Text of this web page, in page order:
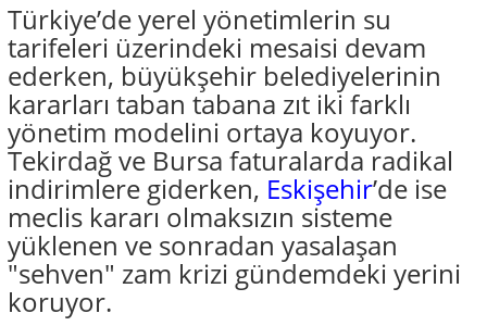
Türkiye’de yerel yönetimlerin su
tarifeleri üzerindeki mesaisi devam
ederken, büyükşehir belediyelerinin
kararları taban tabana zıt iki farklı
yönetim modelini ortaya koyuyor.
Tekirdağ ve Bursa faturalarda radikal
indirimlere giderken, Eskişehir’de ise
meclis kararı olmaksızın sisteme
yüklenen ve sonradan yasalaşan
"sehven" zam krizi gündemdeki yerini
koruyor.